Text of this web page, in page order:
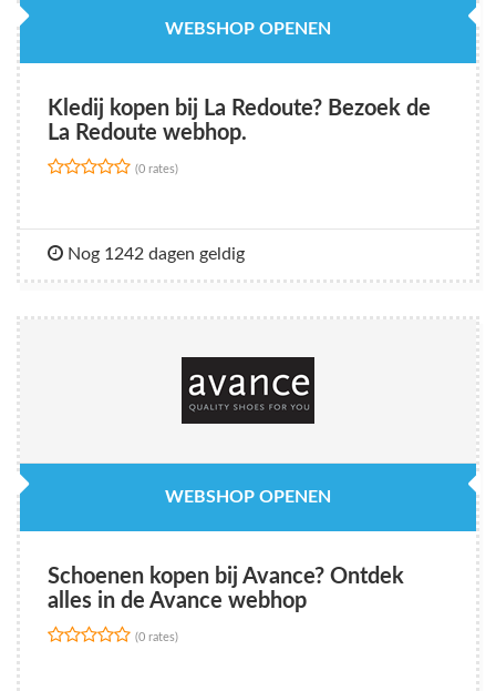
WEBSHOP OPENEN
Kledij kopen bij La Redoute? Bezoek de
La Redoute webhop.
(0 rates)
Nog 1242 dagen geldig
WEBSHOP OPENEN
Schoenen kopen bij Avance? Ontdek
alles in de Avance webhop
(0 rates)